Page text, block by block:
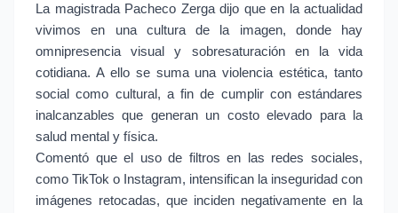
La magistrada Pacheco Zerga dijo que en la actualidad
vivimos en una cultura de la imagen, donde hay
omnipresencia visual y sobresaturación en la vida
cotidiana. A ello se suma una violencia estética, tanto
social como cultural, a fin de cumplir con estándares
inalcanzables que generan un costo elevado para la
salud mental y física.
Comentó que el uso de filtros en las redes sociales,
como TikTok o Instagram, intensifican la inseguridad con
imágenes retocadas, que inciden negativamente en la